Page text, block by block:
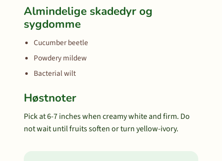
Almindelige skadedyr og
sygdomme
Cucumber beetle
Powdery mildew
Bacterial wilt
Høstnoter
Pick at 6-7 inches when creamy white and firm. Do
not wait until fruits soften or turn yellow-ivory.